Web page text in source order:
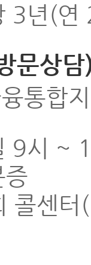
3년(
문상
통합
9시 ~
증
콜센